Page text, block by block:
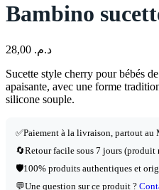
Bambino
د.م.
Sucette style cherry pour bébés
apaisante, avec une forme
silicone souple.
✅Paiement à la livraison, partout au
🔄Retour facile sous 7 jours (produit
🛡️100% produits authentiques et
💬Une question sur ce produit ?